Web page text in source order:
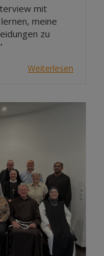
mit
meine
zu
Weiterlesen